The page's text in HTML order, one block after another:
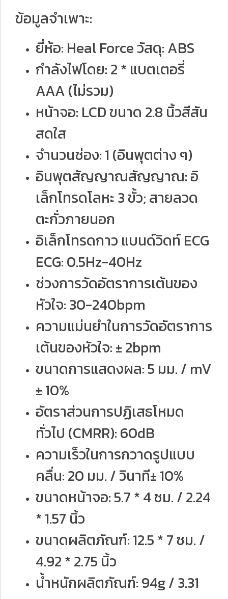
ข้อมูลจำเพาะ:
ยี่ห้อ: Heal Force วัสดุ: ABS
กำลังไฟโดย: 2 * แบตเตอรี่
AAA (ไม่รวม)
หน้าจอ: LCD ขนาด 2.8 นิ้วสีสัน
สดใส
จำนวนช่อง: 1 (อินพุตต่าง ๆ)
อินพุตสัญญาณสัญญาณ: อิ
เล็กโทรดโลหะ 3 ขั้ว; สายลวด
ตะกั่วภายนอก
อิเล็กโทรดกาว แบนด์วิดท์ ECG
ECG: 0.5Hz-40Hz
ช่วงการวัดอัตราการเต้นของ
หัวใจ: 30-240bpm
ความแม่นยำในการวัดอัตราการ
เต้นของหัวใจ: ± 2bpm
ขนาดการแสดงผล: 5 มม. / mV
± 10%
อัตราส่วนการปฏิเสธโหมด
ทั่วไป (CMRR): 60dB
ความเร็วในการกวาดรูปแบบ
คลื่น: 20 มม. / วินาที± 10%
ขนาดหน้าจอ: 5.7 * 4 ซม. / 2.24
* 1.57 นิ้ว
ขนาดผลิตภัณฑ์: 12.5 * 7 ซม. /
4.92 * 2.75 นิ้ว
น้ำหนักผลิตภัณฑ์: 94g / 3.31